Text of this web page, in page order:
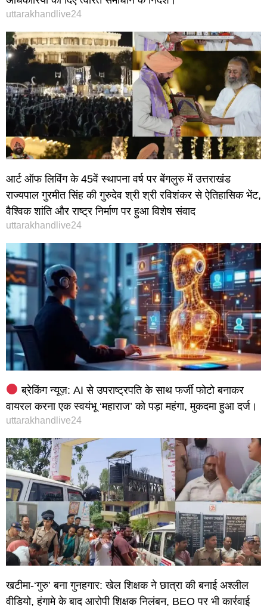
uttarakhandlive24
आर्ट ऑफ लिविंग के 45वें स्थापना वर्ष पर बेंगलुरु में उत्तराखंड
राज्यपाल गुरमीत सिंह की गुरुदेव श्री श्री रविशंकर से ऐतिहासिक भेंट,
वैश्विक शांति और राष्ट्र निर्माण पर हुआ विशेष संवाद
uttarakhandlive24
ब्रेकिंग न्यूज़: AI से उपराष्ट्रपति के साथ फर्जी फोटो बनाकर
वायरल करना एक स्वयंभू ‘महाराज’ को पड़ा महंगा, मुकदमा हुआ दर्ज।
uttarakhandlive24
खटीमा-‘गुरु’ बना गुनहगार: खेल शिक्षक ने छात्रा की बनाई अश्लील
वीडियो, हंगामे के बाद आरोपी शिक्षक निलंबन, BEO पर भी कार्रवाई